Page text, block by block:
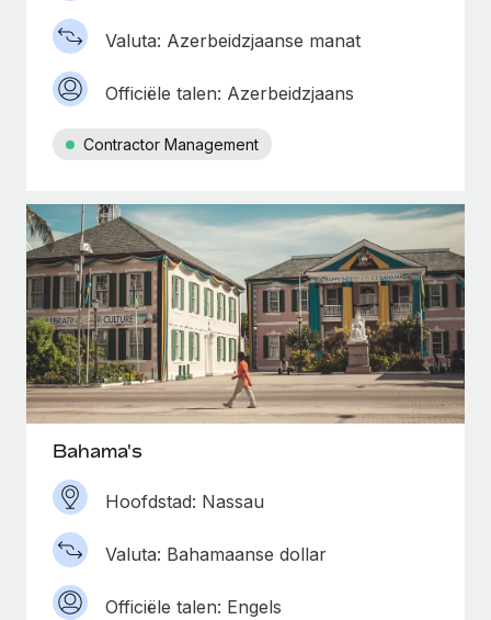
Valuta: Azerbeidzjaanse manat
Officiële talen: Azerbeidzjaans
Contractor Management
Bahama's
Hoofdstad: Nassau
Valuta: Bahamaanse dollar
Officiële talen: Engels